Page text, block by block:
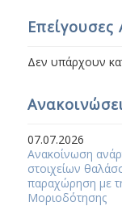
Επείγουσες
Δεν υπάρχουν
07.07.2026
Ανακοίνωση
στοιχείων
παραχώρηση με
Μοριοδότησης